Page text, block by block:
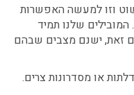
וזו למעשה האפשרות
שלנו תמיד
זאת, ישנם מצבים שבהם
או מסדרונות צרים.